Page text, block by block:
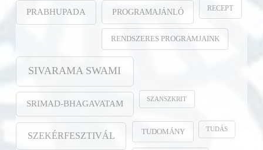
PRABHUPADA PROGRAMAJÁNLÓ RECEPT
RENDSZERES PROGRAMJAINK
SIVARAMA SWAMI
SRIMAD-BHAGAVATAM SZANSZKRIT
SZEKÉRFESZTIVÁL TUDOMÁNY TUDÁS